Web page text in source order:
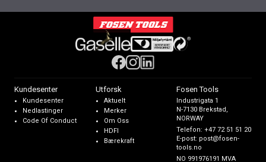
Kundesenter
Kundesenter
Nedlastinger
Code Of Conduct
Utforsk
Aktuelt
Merker
Om Oss
HDFI
Bærekraft
Fosen Tools
Industrigata 1
N-7130 Brekstad,
NORWAY
Telefon:+47 72 51 51 20
E-post: post@fosen-
tools.no
NO 991976191 MVA